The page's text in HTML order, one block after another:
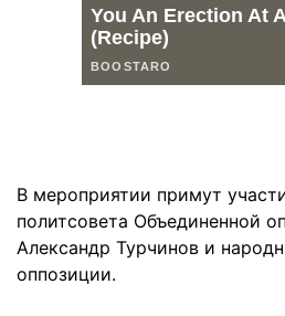
В мероприятии примут
политсовета Объединенной
Александр Турчинов и
оппозиции.